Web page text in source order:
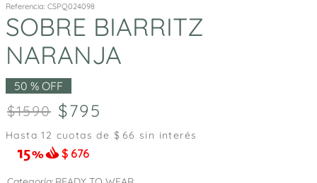
Referencia: CSPQ024098
SOBRE BIARRITZ
NARANJA
50 % OFF
1590 795
Hasta12 cuotas de $ 66 sin interés
$ 676